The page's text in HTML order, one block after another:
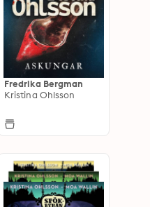
Fredrika Bergman
Kristina Ohlsson